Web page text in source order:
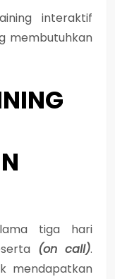
interaktif
membutuhkan
tiga hari
(on call).
mendapatkan